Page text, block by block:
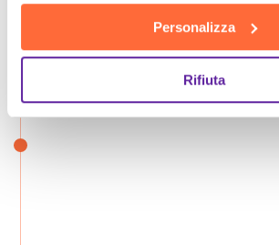
Personalizza
Rifiuta